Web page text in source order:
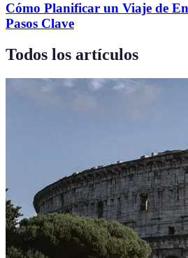
Cómo Planificar un Viaje de
Pasos Clave
Todos los artículos